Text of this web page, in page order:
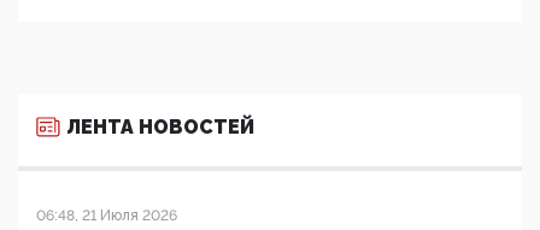
ЛЕНТА НОВОСТЕЙ
06:48, 21 Июля 2026